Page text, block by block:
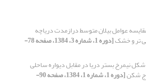
عوامل بیلان متوسط درازمدت دریاچه
تر و خشک [دوره 1، شماره 3، 1384، صفحه 78-
شکل نیمرخ بستر دریا در مقابل دیواره ساحلی
شکن [دوره 1، شماره 1، 1384، صفحه 90-